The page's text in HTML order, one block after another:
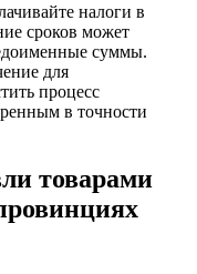
налоги в
сроков может
суммы.
для
процесс
в точности
товарами